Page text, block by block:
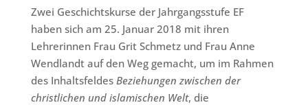
Zwei Geschichtskurse der Jahrgangsstufe EF
haben sich am 25. Januar 2018 mit ihren
Lehrerinnen Frau Grit Schmetz und Frau Anne
Wendlandt auf den Weg gemacht, um im Rahmen
des InhaltsfeldesBeziehungen zwischen der
christlichen und islamischen Welt, die